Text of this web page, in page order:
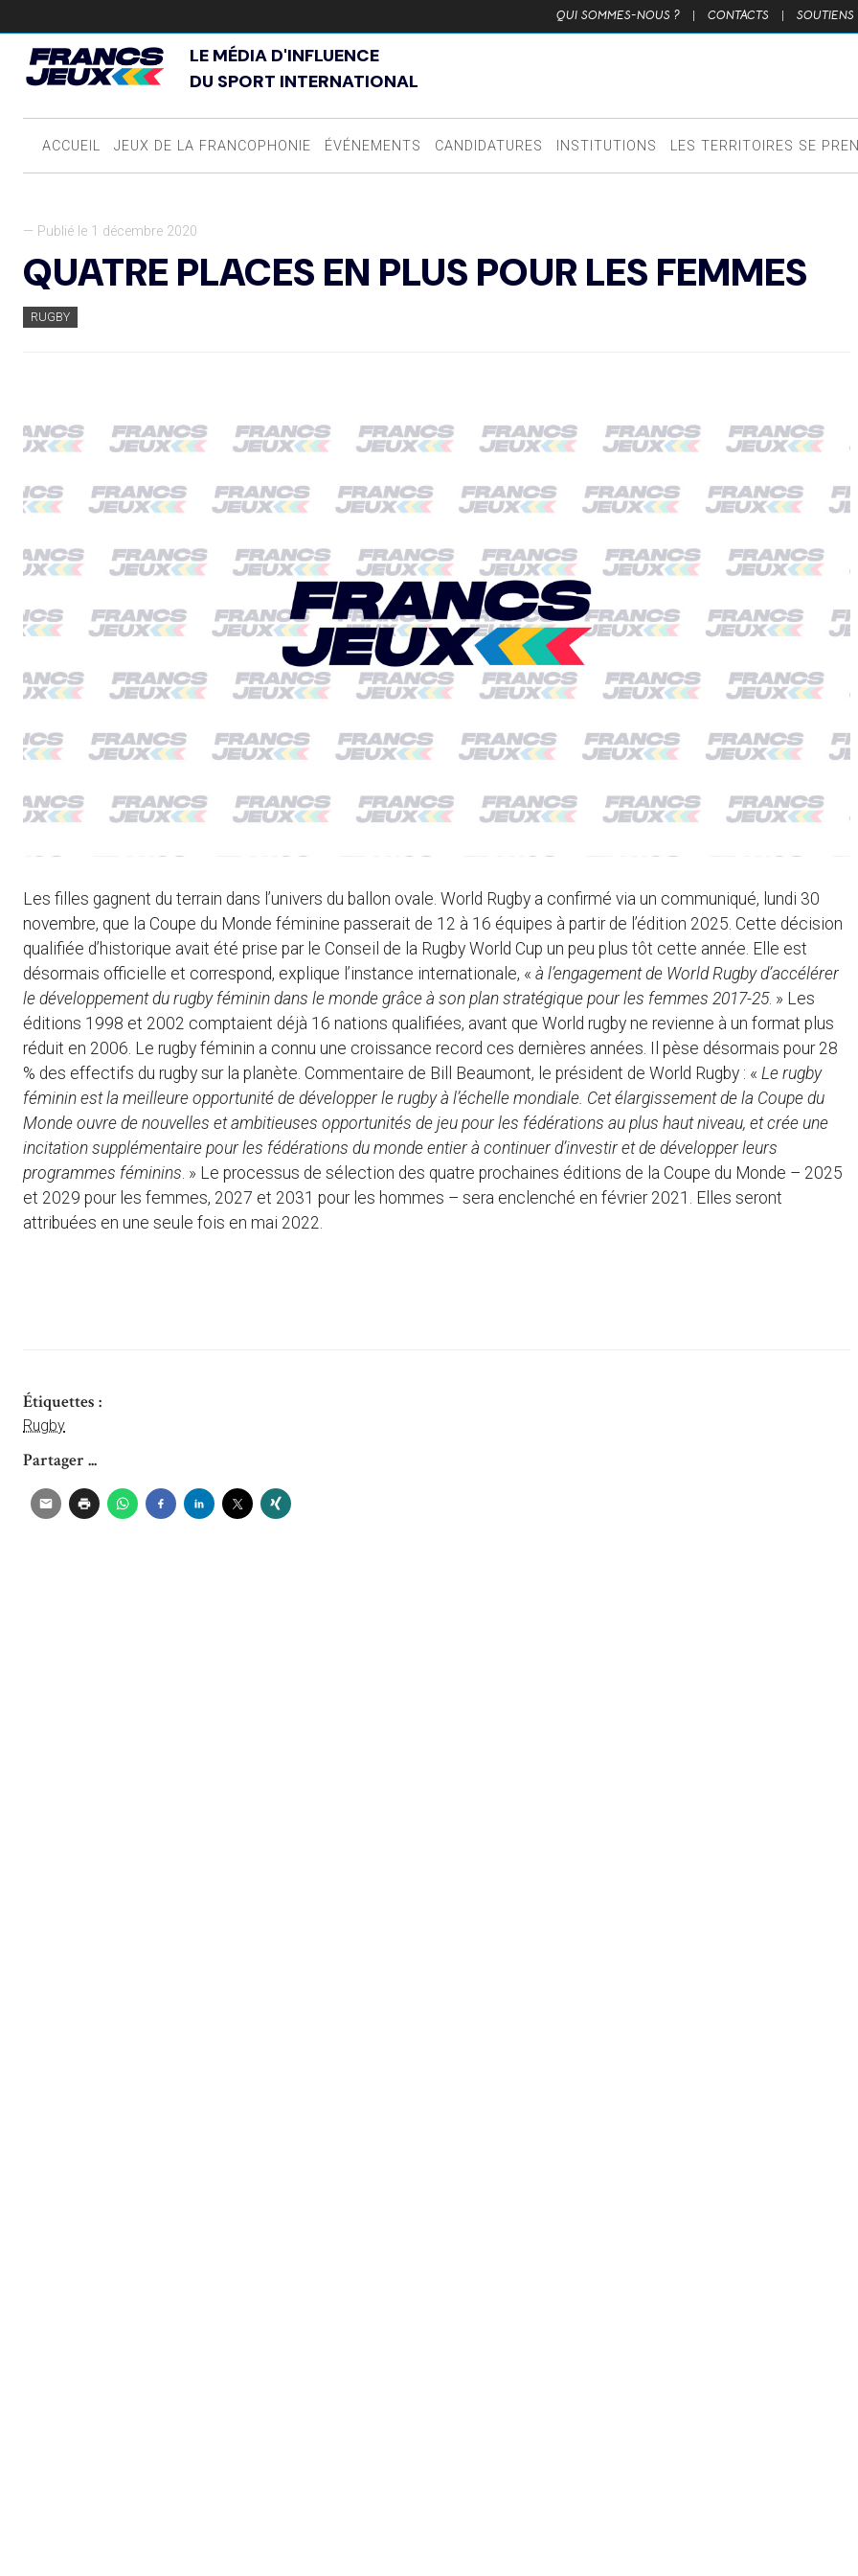
QUI SOMMES-NOUS ? | CONTACTS | SOUTIENS
LE MÉDIA D'INFLUENCE
DU SPORT INTERNATIONAL
ACCUEIL JEUX DE LA FRANCOPHONIE ÉVÉNEMENTS CANDIDATURES INSTITUTIONS LES TERRITOIRES SE
— Publié le 1 décembre 2020
QUATRE PLACES EN PLUS POUR LES FEMMES
RUGBY
Les filles gagnent du terrain dans l’univers du ballon ovale. World Rugby a confirmé via un communiqué, lundi 30
novembre, que la Coupe du Monde féminine passerait de 12 à 16 équipes à partir de l’édition 2025. Cette décision
qualifiée d’historique avait été prise par le Conseil de la Rugby World Cup un peu plus tôt cette année. Elle est
désormais officielle et correspond, explique l’instance internationale, « à l’engagement de World Rugby d’accélérer
le développement du rugby féminin dans le monde grâce à son plan stratégique pour les femmes 2017-25. » Les
éditions 1998 et 2002 comptaient déjà 16 nations qualifiées, avant que World rugby ne revienne à un format plus
réduit en 2006. Le rugby féminin a connu une croissance record ces dernières années. Il pèse désormais pour 28
% des effectifs du rugby sur la planète. Commentaire de Bill Beaumont, le président de World Rugby : « Le rugby
féminin est la meilleure opportunité de développer le rugby à l’échelle mondiale. Cet élargissement de la Coupe du
Monde ouvre de nouvelles et ambitieuses opportunités de jeu pour les fédérations au plus haut niveau, et crée une
incitation supplémentaire pour les fédérations du monde entier à continuer d’investir et de développer leurs
programmes féminins. » Le processus de sélection des quatre prochaines éditions de la Coupe du Monde – 2025
et 2029 pour les femmes, 2027 et 2031 pour les hommes – sera enclenché en février 2021. Elles seront
attribuées en une seule fois en mai 2022.
Étiquettes :
Rugby
Partager ...